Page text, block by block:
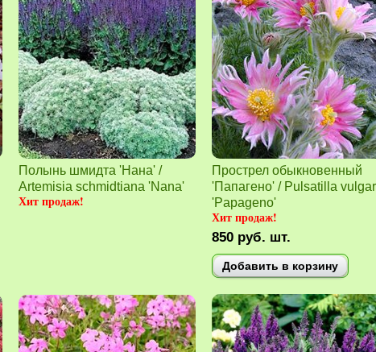
Полынь шмидта 'Нана' /
Artemisia schmidtiana 'Nana'
Хит продаж!
Проcтрел обыкновенный
'Папагено' / Pulsatilla
'Papageno'
Хит продаж!
850 руб. шт.
Добавить в корзину